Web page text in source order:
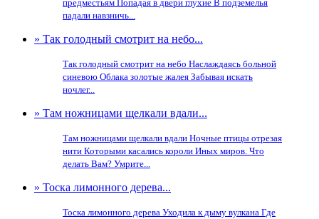
предместьям Попадая в двери глухие В подземелья
падали навзничь...
» Так голодный смотрит на небо...
Так голодный смотрит на небо Наслаждаясь больной
синевою Облака золотые жалея Забывая искать
ночлег...
» Там ножницами щелкали вдали...
Там ножницами щелкали вдали Ночные птицы отрезая
нити Которыми касались короли Иных миров. Что
делать Вам? Умрите...
» Тоска лимонного дерева...
Тоска лимонного дерева Уходила к дыму вулкана Где